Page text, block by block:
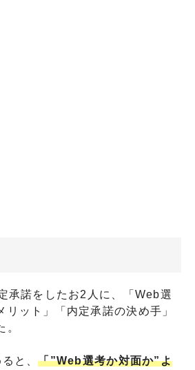
承諾をしたお2人に、「Web選
リット」「内定承諾の決め手」
。
と、「”Web選考か対面か”よ